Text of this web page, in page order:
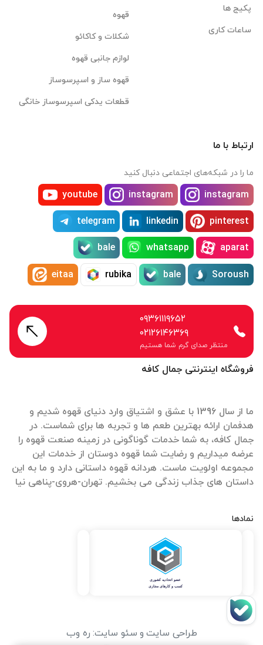
فروشگاه اینترنتی جمال کافه
ما از سال 1396 با عشق و اشتیاق وارد دنیای قهوه شدیم و
هدفمان ارائه بهترین طعم ها و تجربه ها برای شماست. در
جمال کافه، به شما خدمات گوناگونی در زمینه صنعت قهوه را
عرضه میداریم و رضایت شما قهوه دوستان از خدمات این
مجموعه اولویت ماست. هردانه قهوه داستانی دارد و ما به این
داستان های جذاب زندگی می بخشیم. تهران-هروی-پناهی نیا
نمادها
پکیج ها
ساعات کاری
قهوه
شکلات و کاکائو
لوازم جانبی قهوه
قهوه ساز و اسپرسوساز
قطعات یدکی اسپرسوساز خانگی
ارتباط با ما
ما را در شبکه‌های اجتماعی دنبال کنید
instagram
instagram
youtube
pinterest
linkedin
telegram
aparat
whatsapp
bale
Soroush
bale
rubika
eitaa
۰۹۳۶۱۱۱۹۶۵۲
۰۲۱۲۶۱۴۶۳۶۹
منتظر صدای گرم شما هستیم
طراحی سایت و سئو سایت: ره وب